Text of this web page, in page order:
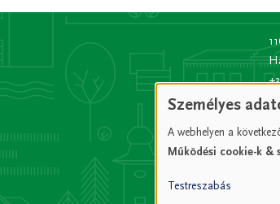
Személyes
A webhelyen a
Működési cookie-k &
Testreszabás